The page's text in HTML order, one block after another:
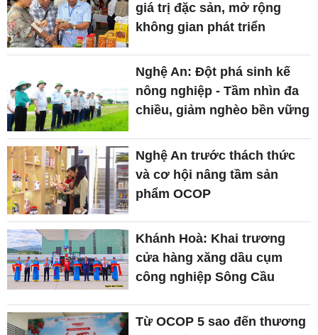
giá trị đặc sản, mở rộng
không gian phát triển
Nghệ An: Đột phá sinh kế
nông nghiệp - Tầm nhìn đa
chiều, giảm nghèo bền vững
Nghệ An trước thách thức
và cơ hội nâng tầm sản
phẩm OCOP
Khánh Hoà: Khai trương
cửa hàng xăng dầu cụm
công nghiệp Sông Cầu
Từ OCOP 5 sao đến thương